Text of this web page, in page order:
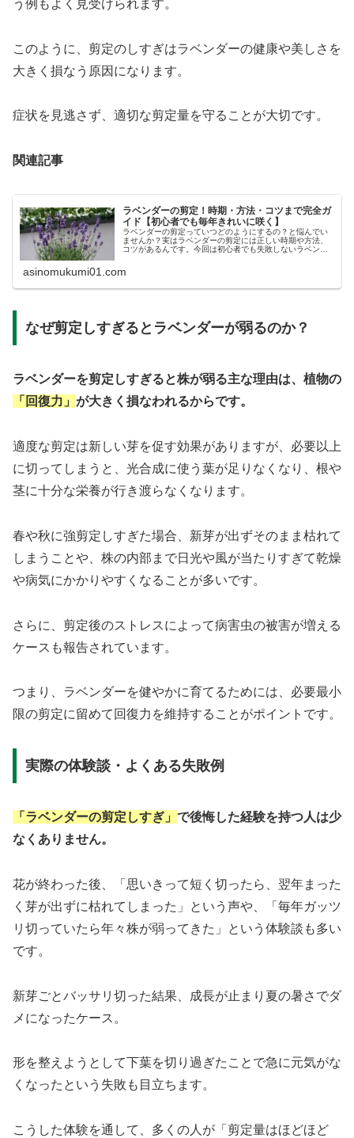
う例もよく見受けられます。
このように、剪定のしすぎはラベンダーの健康や美しさを
大きく損なう原因になります。
症状を見逃さず、適切な剪定量を守ることが大切です。
関連記事
ラベンダーの剪定！時期・方法・コツまで完全ガ
イド【初心者でも毎年きれいに咲く】
ラベンダーの剪定っていつどのようにするの？と悩んでい
ませんか？実はラベンダーの剪定には正しい時期や方法、
コツがあるんです。今回は初心者でも失敗しないラベンダ
asinomukumi01.com
なぜ剪定しすぎるとラベンダーが弱るのか？
ラベンダーを剪定しすぎると株が弱る主な理由は、植物の
「回復力」 が大きく損なわれるからです。
適度な剪定は新しい芽を促す効果がありますが、必要以上
に切ってしまうと、光合成に使う葉が足りなくなり、根や
茎に十分な栄養が行き渡らなくなります。
春や秋に強剪定しすぎた場合、新芽が出ずそのまま枯れて
しまうことや、株の内部まで日光や風が当たりすぎて乾燥
や病気にかかりやすくなることが多いです。
さらに、剪定後のストレスによって病害虫の被害が増える
ケースも報告されています。
つまり、ラベンダーを健やかに育てるためには、必要最小
限の剪定に留めて回復力を維持することがポイントです。
実際の体験談・よくある失敗例
「ラベンダーの剪定しすぎ」 で後悔した経験を持つ人は少
なくありません。
花が終わった後、「思いきって短く切ったら、翌年まった
く芽が出ずに枯れてしまった」という声や、「毎年ガッツ
リ切っていたら年々株が弱ってきた」という体験談も多い
です。
新芽ごとバッサリ切った結果、成長が止まり夏の暑さでダ
メになったケース。
形を整えようとして下葉を切り過ぎたことで急に元気がな
くなったという失敗も目立ちます。
こうした体験を通して、多くの人が「剪定量はほどほど